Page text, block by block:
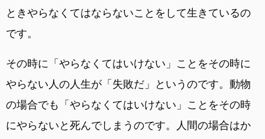
ときやらなくてはならないことをして生きているの
です。
その時に「やらなくてはいけない」ことをその時に
やらない人の人生が「失敗だ」というのです。動物
の場合でも「やらなくてはいけない」ことをその時
にやらないと死んでしまうのです。人間の場合はか